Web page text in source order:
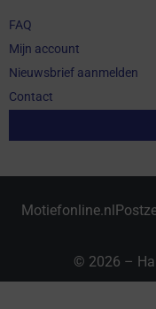
FAQ
Mijn account
Nieuwsbrief aanmelden
Contact
Motiefonline.nl
© 2026 –